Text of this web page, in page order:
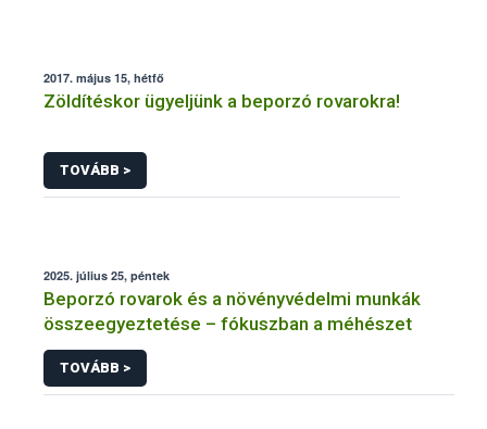
2017. május 15, hétfő
Zöldítéskor ügyeljünk a beporzó rovarokra!
TOVÁBB >
2025. július 25, péntek
Beporzó rovarok és a növényvédelmi munkák
összeegyeztetése – fókuszban a méhészet
TOVÁBB >